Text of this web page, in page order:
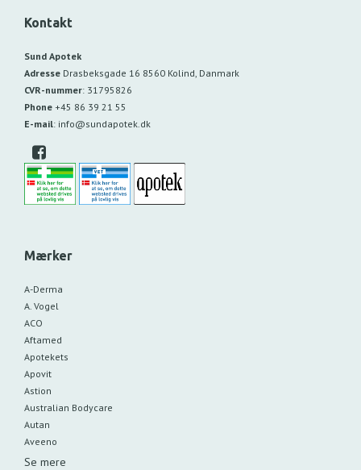
Kontakt
Sund Apotek
Adresse Drasbeksgade 16 8560 Kolind, Danmark
CVR-nummer: 31795826
Phone +45 86 39 21 55
E-mail: info@sundapotek.dk
Mærker
A-Derma
A. Vogel
ACO
Aftamed
Apotekets
Apovit
Astion
Australian Bodycare
Autan
Aveeno
Se mere